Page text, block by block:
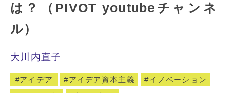
は？（PIVOT youtubeチャンネ
ル）
大川内直子
アイデア アイデア資本主義
イノベーション